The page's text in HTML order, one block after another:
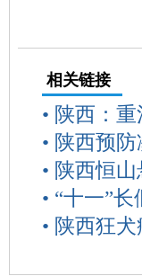
相关链接
• 陕西：
• 陕西预
• 陕西恒
• “十一”
• 陕西狂